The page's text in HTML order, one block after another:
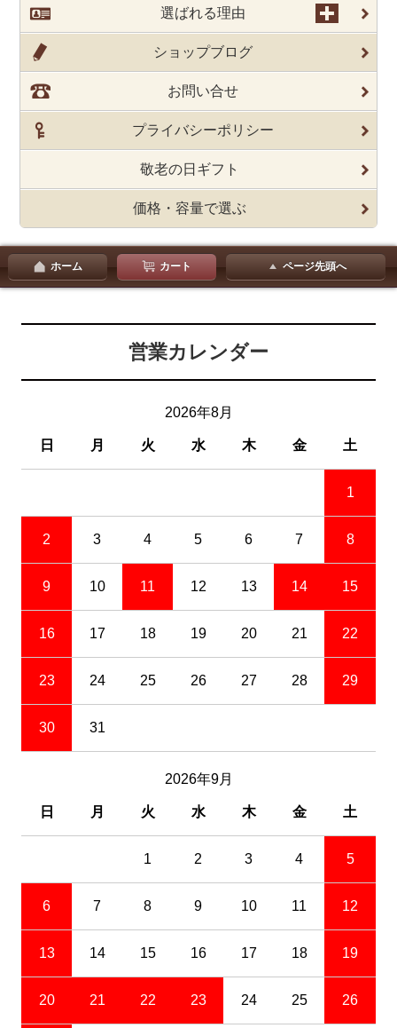
選ばれる理由
ショップブログ
お問い合せ
プライバシーポリシー
敬老の日ギフト
価格・容量で選ぶ
ホーム カート ページ先頭へ
営業カレンダー
2026年8月
日 月 火 水 木 金 土
1
2 3 4 5 6 7 8
9 10 11 12 13 14 15
16 17 18 19 20 21 22
23 24 25 26 27 28 29
30 31
2026年9月
日 月 火 水 木 金 土
1 2 3 4 5
6 7 8 9 10 11 12
13 14 15 16 17 18 19
20 21 22 23 24 25 26